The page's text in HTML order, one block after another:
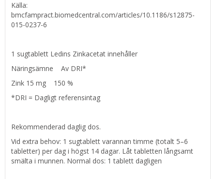
Källa:
bmcfampract.biomedcentral.com/articles/10.1186/s12875-
015-0237-6
1 sugtablett Ledins Zinkacetat innehåller
Näringsämne Av DRI*
Zink 15 mg 150 %
*DRI = Dagligt referensintag
Rekommenderad daglig dos.
Vid extra behov: 1 sugtablett varannan timme (totalt 5–6
tabletter) per dag i högst 14 dagar. Låt tabletten långsamt
smälta i munnen. Normal dos: 1 tablett dagligen